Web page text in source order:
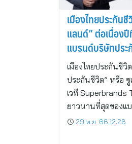
เมืองไทยประกัน
แลนด์” ต่อเนื่อง
แบรนด์บริษัทประ
เมืองไทยประกันชี
ประกันชีวิต” หรือ ซู
เวที Superbrands
ยาวนานที่สุดของแ
29 พ.ย. 66 12:26